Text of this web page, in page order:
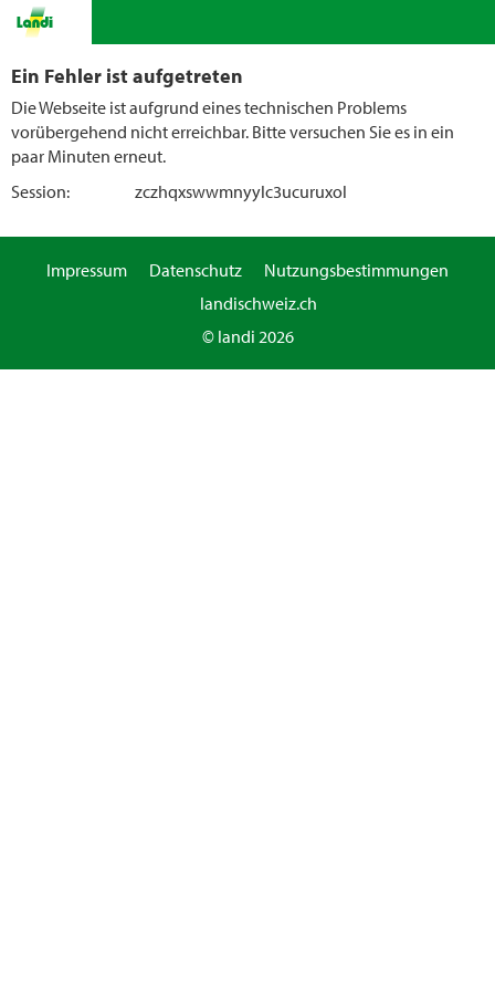
Ein Fehler ist aufgetreten
Die Webseite ist aufgrund eines technischen Problems
vorübergehend nicht erreichbar. Bitte versuchen Sie es in ein
paar Minuten erneut.
Session:
zczhqxswwmnyylc3ucuruxol
Impressum Datenschutz
Nutzungsbestimmungen
landischweiz.ch
© landi 2026